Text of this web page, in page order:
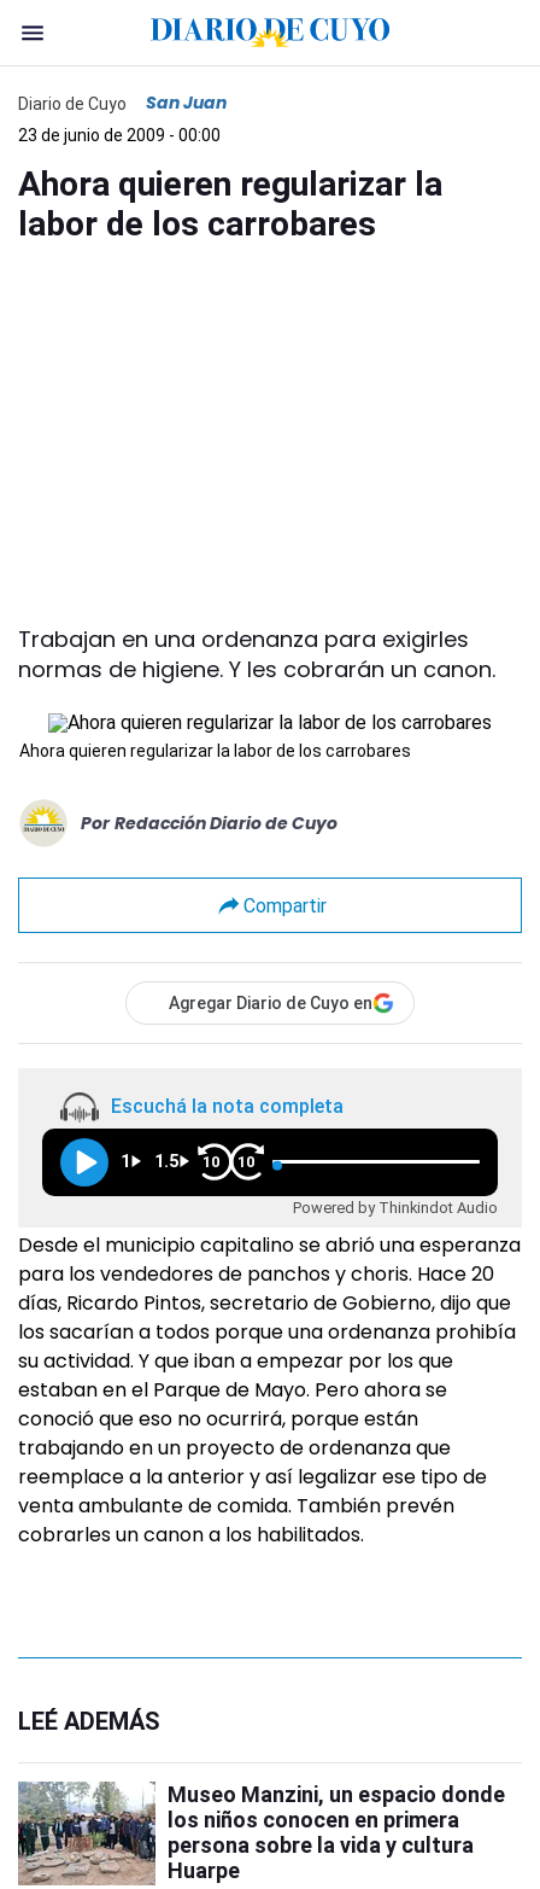
Diario de Cuyo San Juan
23 de junio de 2009 - 00:00
Ahora quieren regularizar la
labor de los carrobares
Trabajan en una ordenanza para exigirles
normas de higiene. Y les cobrarán un canon.
Ahora quieren regularizar la labor de los carrobares
Por Redacción Diario de Cuyo
Compartir
Agregar Diario de Cuyo en
Escuchá la nota completa
1 1.5 10 10
Powered by Thinkindot Audio
Desde el municipio capitalino se abrió una esperanza
para los vendedores de panchos y choris. Hace 20
días, Ricardo Pintos, secretario de Gobierno, dijo que
los sacarían a todos porque una ordenanza prohibía
su actividad. Y que iban a empezar por los que
estaban en el Parque de Mayo. Pero ahora se
conoció que eso no ocurrirá, porque están
trabajando en un proyecto de ordenanza que
reemplace a la anterior y así legalizar ese tipo de
venta ambulante de comida. También prevén
cobrarles un canon a los habilitados.
LEÉ ADEMÁS
Museo Manzini, un espacio donde
los niños conocen en primera
persona sobre la vida y cultura
Huarpe